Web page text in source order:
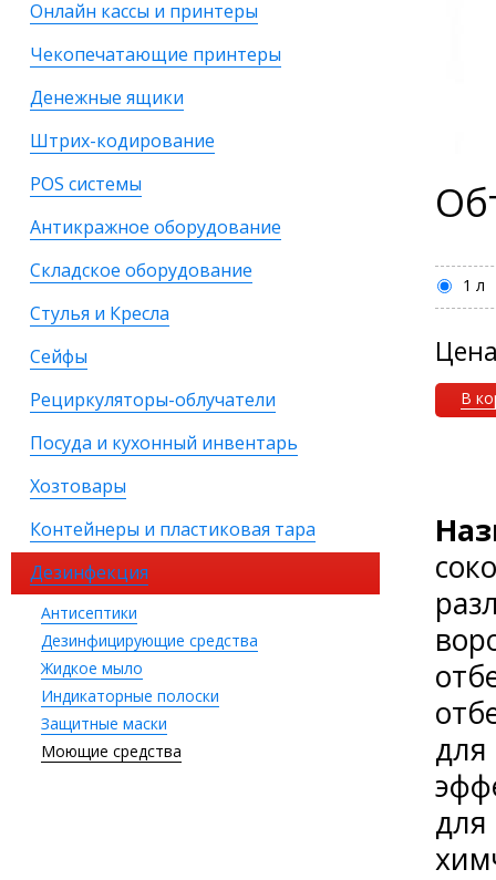
Онлайн кассы и принтеры
Чекопечатающие принтеры
Денежные ящики
Штрих-кодирование
POS системы
Антикражное оборудование
Складское оборудование
Стулья и Кресла
Сейфы
Рециркуляторы-облучатели
Посуда и кухонный инвентарь
Хозтовары
Контейнеры и пластиковая тара
Дезинфекция
Антисептики
Дезинфицирующие средства
Жидкое мыло
Индикаторные полоски
Защитные маски
Моющие средства
1 л
В
для